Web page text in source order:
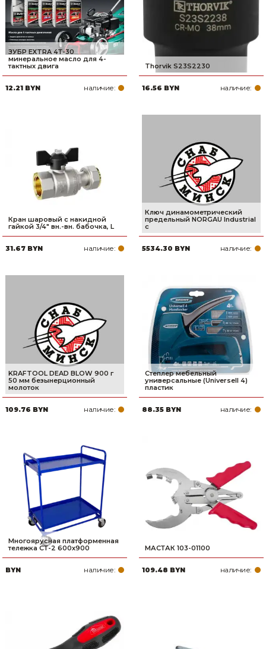
ЗУБР EXTRA 4Т-30
минеральное масло для 4-
тактных двига
12.21 BYN наличие:
Thorvik S23S2230
16.56 BYN наличие:
Кран шаровый с накидной
гайкой 3/4" вн.-вн. бабочка, L
31.67 BYN наличие:
Ключ динамометрический
предельный NORGAU Industrial
с
5534.30 BYN наличие:
KRAFTOOL DEAD BLOW 900 г
50 мм безынерционный
молоток
109.76 BYN наличие:
Степлер мебельный
универсальные (Universell 4)
пластик
88.35 BYN наличие:
Многоярусная платформенная
тележка СТ-2 600х900
BYN наличие:
МАСТАК 103-01100
109.48 BYN наличие: